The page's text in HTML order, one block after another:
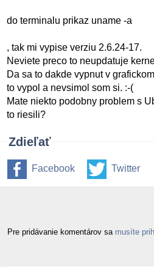
do terminalu prikaz uname -a
, tak mi vypise verziu 2.6.24-17.
Neviete preco to neupdatuje
Da sa to dakde vypnut v
to vypol a nevsimol som si. :-(
Mate niekto podobny problem s
to riesili?
Zdieľať
Facebook Twitter
Pre pridávanie komentárov sa musíte